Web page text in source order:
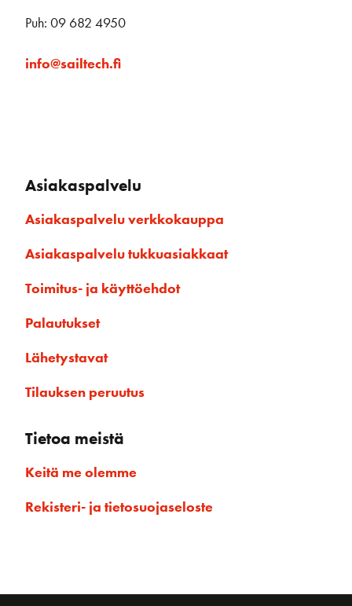
Puh: 09 682 4950
info@sailtech.fi
Asiakaspalvelu
Asiakaspalvelu verkkokauppa
Asiakaspalvelu tukkuasiakkaat
Toimitus- ja käyttöehdot
Palautukset
Lähetystavat
Tilauksen peruutus
Tietoa meistä
Keitä me olemme
Rekisteri- ja tietosuojaseloste